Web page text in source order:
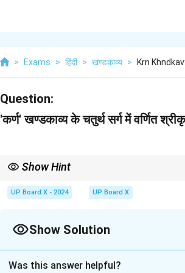
> Exams > हिंदी > खण्डकाव्य > Krn
Question:
'कर्ण' खण्डकाव्य के चतुर्थ सर्ग में वर्णित
Show Hint
यह कर्ण के चरित्र का एक निर्णायक क्षण है।
UP Board X - 2024 UP Board X
Show Solution
Was this answer helpful?